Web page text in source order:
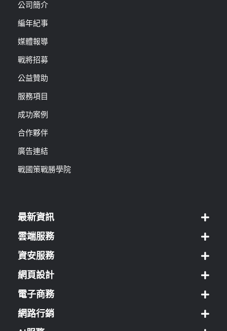
公司簡介
編年紀事
媒體報導
戰將招募
公益贊助
服務項目
成功案例
合作夥伴
廣告連結
戰國策戰勝學院
最新資訊
雲端服務
資安服務
網頁設計
電子商務
網路行銷